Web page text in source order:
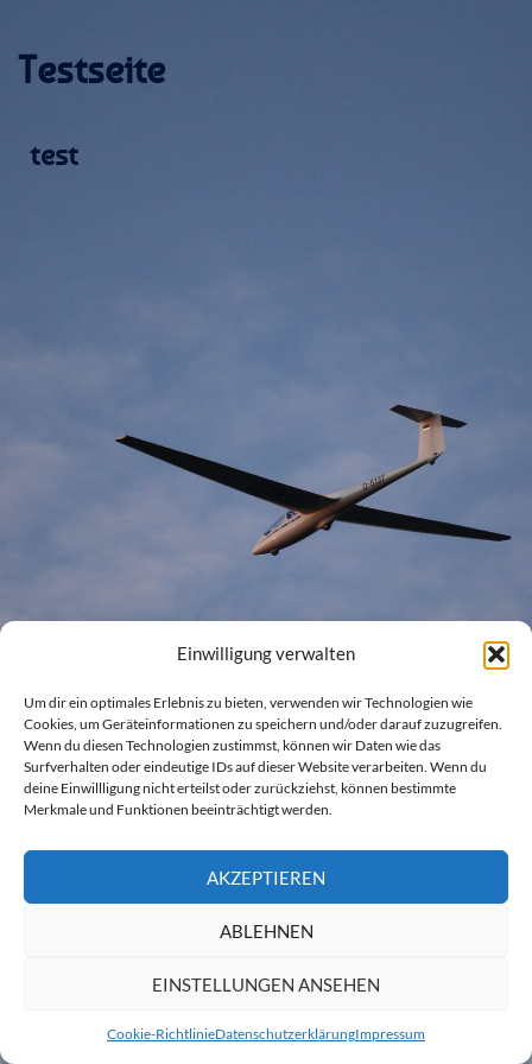
Einwilligung verwalten
Um dir ein optimales Erlebnis zu bieten, verwenden wir Technologien wie
Cookies, um Geräteinformationen zu speichern und/oder darauf zuzugreifen.
Wenn du diesen Technologien zustimmst, können wir Daten wie das
Surfverhalten oder eindeutige IDs auf dieser Website verarbeiten. Wenn du
deine Einwillligung nicht erteilst oder zurückziehst, können bestimmte
Merkmale und Funktionen beeinträchtigt werden.
AKZEPTIEREN
ABLEHNEN
EINSTELLUNGEN ANSEHEN
Cookie-RichtlinieDatenschutzerklärungImpressum
Testseite
test
Home
Datenschutzerklärung
Impressum
then they call you genius.
© 2026 Created by JW